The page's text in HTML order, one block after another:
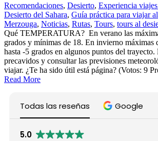
Recomendaciones, Desierto, Experiencia
Desierto del Sahara, Guía práctica para viajar
Merzouga, Noticias, Rutas, Tours, tours al
Qué TEMPERATURA? En verano las
grados y mínimas de 18. En invierno máximas
hasta -5 grados en algunos puntos del trayecto.
precavidos y consultar las previsiones
viajar. ¿Te ha sido útil está página? (Votos: 9
Read More
Todas las reseñas Google
5.0